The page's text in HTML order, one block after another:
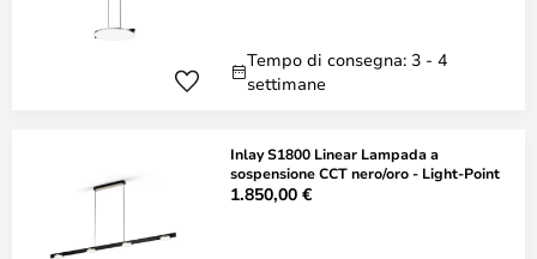
Tempo di consegna: 3 - 4
settimane
Inlay S1800 Linear Lampada a
sospensione CCT nero/oro - Light-Point
1.850,00 €